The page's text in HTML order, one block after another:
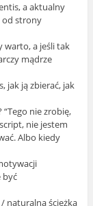
a aktualny
od strony
warto, a jeśli tak
mądrze
jak ją zbierać, jak
nie zrobię,
nie jestem
Albo kiedy
być
naturalna ścieżka